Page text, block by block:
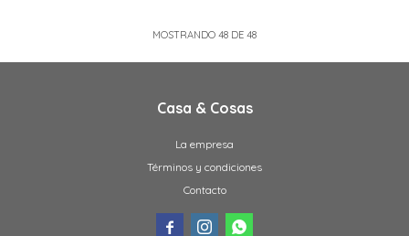
MOSTRANDO 48 DE 48
Casa & Cosas
La empresa
Términos y condiciones
Contacto
  